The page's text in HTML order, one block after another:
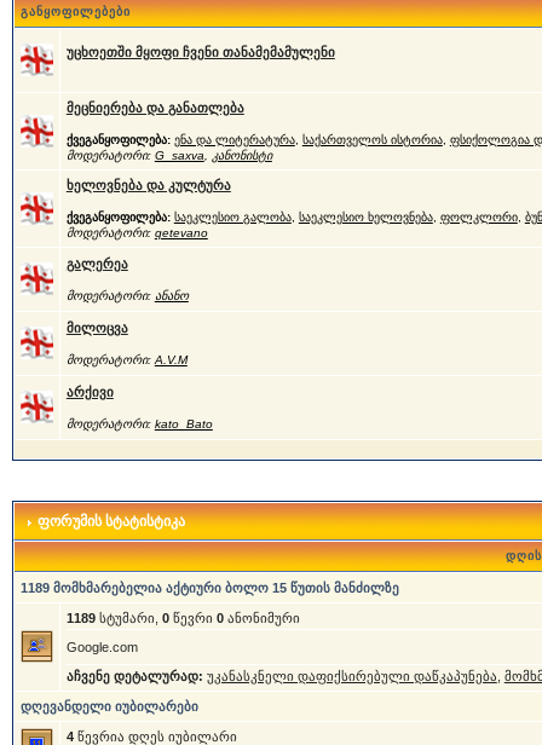
განყოფილებები
უცხოეთში მყოფი ჩვენი თანამემამულენი
მეცნიერება და განათლება
ქვეგანყოფილება: ენა და ლიტერატურა, საქართველოს ისტორია, ფსიქოლოგია
მოდერატორი: G_saxva კანონისტი
ხელოვნება და კულტურა
ქვეგანყოფილება: საეკლესიო გალობა, საეკლესიო ხელოვნება, ფოლკლორი,
მოდერატორი: qetevano
გალერეა
მოდერატორი: ანანო
მილოცვა
მოდერატორი: A.V.M
არქივი
მოდერატორი: kato_Bato
ფორუმის სტატისტიკა
დღის
1189 მომხმარებელია აქტიური ბოლო 15 წუთის მანძილზე
1189სტუმარი, 0წევრი 0ანონიმური
Google.com
აჩვენე დეტალურად: უკანასკნელი დაფიქსირებული დაწკაპუნება
დღევანდელი იუბილარები
4წევრია დღეს იუბილარი